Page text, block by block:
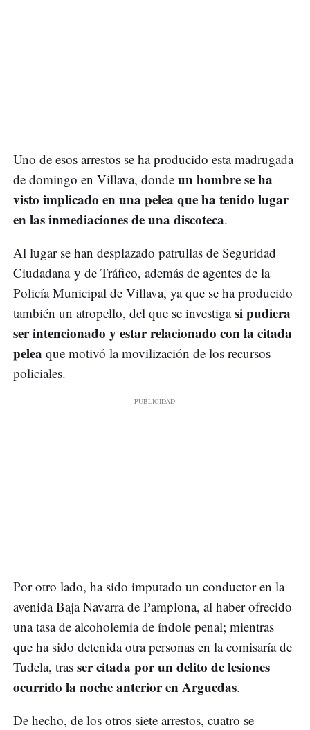
Uno de esos arrestos se ha producido esta madrugada
de domingo en Villava, donde un hombre se ha
visto implicado en una pelea que ha tenido lugar
en las inmediaciones de una discoteca.
Al lugar se han desplazado patrullas de Seguridad
Ciudadana y de Tráfico, además de agentes de la
Policía Municipal de Villava, ya que se ha producido
también un atropello, del que se investigasi pudiera
ser intencionado y estar relacionado con la citada
pelea que motivó la movilización de los recursos
policiales.
Por otro lado, ha sido imputado un conductor en la
avenida Baja Navarra de Pamplona, al haber ofrecido
una tasa de alcoholemia de índole penal; mientras
que ha sido detenida otra personas en la comisaría de
Tudela, tras ser citada por un delito de lesiones
ocurrido la noche anterior en Arguedas.
De hecho, de los otros siete arrestos, cuatro se